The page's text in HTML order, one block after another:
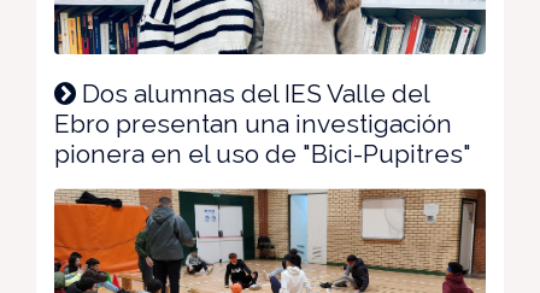
Dos alumnas del IES Valle del
Ebro presentan una investigación
pionera en el uso de "Bici-Pupitres"